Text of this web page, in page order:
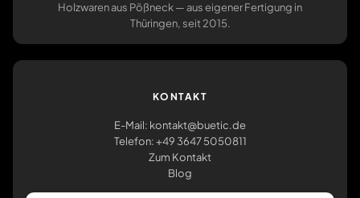
Holzwaren aus Pößneck — aus eigener Fertigung in
Thüringen, seit 2015.
KONTAKT
E-Mail: kontakt@buetic.de
Telefon: +49 3647 5050811
Zum Kontakt
Blog